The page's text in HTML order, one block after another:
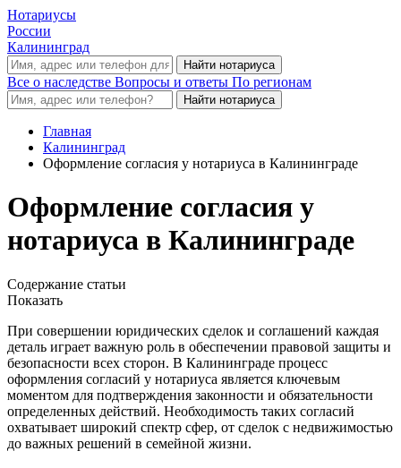
Нотариусы
России
Калининград
Все о наследстве Вопросы и ответы По регионам
Главная
Калининград
Оформление согласия у нотариуса в Калининграде
Оформление согласия у
нотариуса в Калининграде
Содержание статьи
Показать
При совершении юридических сделок и соглашений каждая
деталь играет важную роль в обеспечении правовой защиты и
безопасности всех сторон. В Калининграде процесс
оформления согласий у нотариуса является ключевым
моментом для подтверждения законности и обязательности
определенных действий. Необходимость таких согласий
охватывает широкий спектр сфер, от сделок с недвижимостью
до важных решений в семейной жизни.